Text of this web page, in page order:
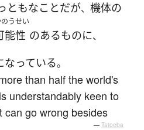
ともなことだが、 機体の
うせい
能性 のあるものに、
なっている。
than half the world's
understandably keen to
can go wrong besides
— Tatoeba